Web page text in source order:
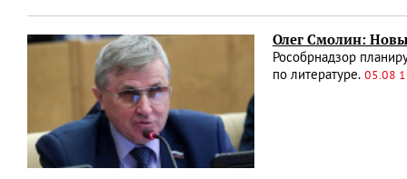
Олег Смолин:
Рособрнадзор
по литературе. 05.08